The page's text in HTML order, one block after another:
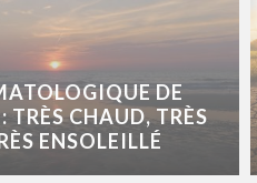
DE
TRÈS CHAUD, TRÈS
ENSOLEILLÉ